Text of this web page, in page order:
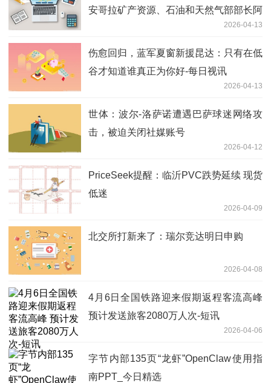
安哥拉矿产资源、石油和天然气部部长阿
2026-04-13
伤愈回归，蓝军夏窗新援昆达：只有在低
谷才知道谁真正为你好-每日视讯
2026-04-13
世体：波尔-洛萨诺遭遇巴萨球迷网络攻
击，被迫关闭社媒账号
2026-04-12
PriceSeek提醒：临沂PVC跌势延续 现货
低迷
2026-04-09
北交所打新来了：瑞尔竞达明日申购
2026-04-08
4月6日全国铁路迎来假期返程客流高峰
预计发送旅客2080万人次-短讯
2026-04-06
字节内部135页“龙虾”OpenClaw使用指
南PPT_今日精选